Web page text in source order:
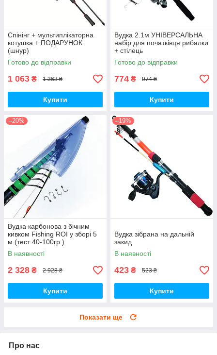
Спінінг + мультиплікаторна
котушка + ПОДАРУНОК
(шнур)
Готово до відправки
1 063 ₴ 1 363 ₴
Купити
Вудка 2.1м УНІВЕРСАЛЬНА
набір для початківця рибалки
+ стілець
Готово до відправки
774 ₴ 974 ₴
Купити
–20%
Вудка карбонова з бічним
кивком Fishing ROI у зборі 5
м.(тест 40-100гр.)
В наявності
2 328 ₴ 2 928 ₴
Купити
–19%
Вудка зібрана на дальній
закид
В наявності
423 ₴ 523 ₴
Купити
Показати ще
Про нас